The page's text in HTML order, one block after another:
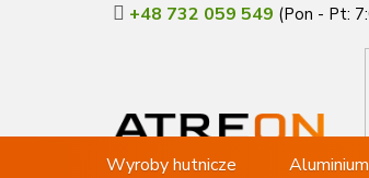
+48 732 059 549
Wyroby hutnicze Aluminium